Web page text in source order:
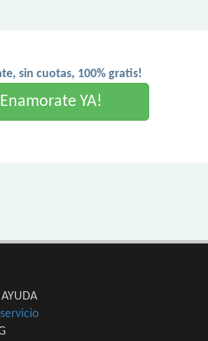
sin cuotas, 100% gratis!
Enamorate YA!